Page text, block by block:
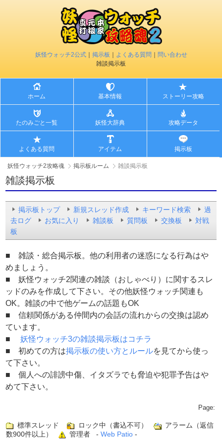
妖怪ウォッチ2公式｜ 掲示板 よくある質問
問い合わせ
雑談掲示板
ホーム 基本情報 ストーリー攻略
たのみごと一覧 妖怪大辞典 攻略データ
よくある質問 アイテム 掲示板
妖怪ウォッチ2攻略魂 掲示板ルーム 雑談掲示板
雑談掲示板
掲示板トップ 新規スレッド作成 キーワード検索
過
去ログ
お気に入り 雑談板 質問板 交換板
対戦
板
■ 雑談・総合掲示板。他の利用者の迷惑になる行為はや
めましょう。
■ 妖怪ウォッチ2関連の雑談（おしゃべり）に関するスレ
ッドのみを作成して下さい。その他妖怪ウォッチ関連も
OK。雑談の中で他ゲームの話題もOK
■ 信頼関係がある仲間内の会話の流れからの交換は認め
ています。
■妖怪ウォッチ3の雑談掲示板はコチラ
■ 初めての方は掲示板の使い方とルールを見てから使っ
て下さい。
■ 個人への誹謗中傷、イタズラでも脅迫や犯罪予告はや
めて下さい。
Page:
標準スレッド ロック中（書込不可）
アラーム（返信
数900件以上）
管理者 -Web Patio -